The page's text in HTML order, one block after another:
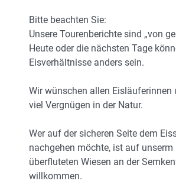
Bitte beachten Sie:
Unsere Tourenberichte sind „von
Heute oder die nächsten Tage
Eisverhältnisse anders sein.
Wir wünschen allen Eisläuferinnen
viel Vergnügen in der Natur.
Wer auf der sicheren Seite dem
nachgehen möchte, ist auf unserm
überfluteten Wiesen an der
willkommen.